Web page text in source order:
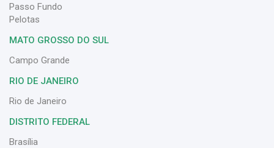
Passo Fundo
Pelotas
MATO GROSSO DO SUL
Campo Grande
RIO DE JANEIRO
Rio de Janeiro
DISTRITO FEDERAL
Brasília